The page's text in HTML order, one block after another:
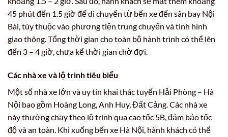
45 phút đến 1.5 giờ để di chuyển từ bến xe đến sân bay Nội
Bài, tùy thuộc vào phương tiện trung chuyển và tình hình
giao thông. Tổng thời gian cho toàn bộ hành trình có thể lên
đến 3 – 4 giờ, chưa kể thời gian chờ đợi.
Các nhà xe và lộ trình tiêu biểu
Một số nhà xe lớn và uy tín khai thác tuyến Hải Phòng – Hà
Nội bao gồm Hoàng Long, Anh Huy, Đất Cảng. Các nhà xe
này thường chạy theo lộ trình qua cao tốc 5B, đảm bảo tốc
độ và an toàn. Khi xuống bến xe Hà Nội, hành khách có thể